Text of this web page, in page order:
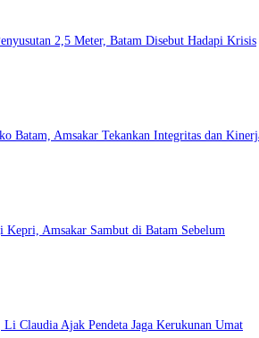
2,5 Meter, Batam Disebut Hadapi Krisis
Batam, Amsakar Tekankan Integritas dan
Amsakar Sambut di Batam Sebelum
Claudia Ajak Pendeta Jaga Kerukunan Umat